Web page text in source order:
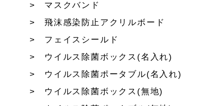
マスクバンド
飛沫感染防止アクリルボード
フェイスシールド
ウイルス除菌ボックス(名入れ)
ウイルス除菌ポータブル(名入れ)
ウイルス除菌ボックス(無地)